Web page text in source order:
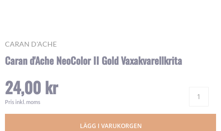
CARAN D'ACHE
Caran d'Ache NeoColor II Gold Vaxakvarellkrita
24,00 kr
Pris inkl. moms
LÄGG I VARUKORGEN
Skip
the
of
the
images